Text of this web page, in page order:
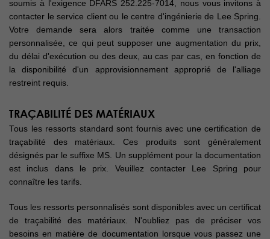
soumis à l'exigence DFARS 252.225-7014, nous vous invitons à
contacter le service client ou le centre d'ingénierie de Lee Spring.
Votre demande sera alors traitée comme une transaction
personnalisée, ce qui peut supposer une augmentation du prix,
du délai d'exécution ou des deux, au cas par cas, en fonction de
la disponibilité d'un approvisionnement approprié de l'alliage
restreint requis.
TRAÇABILITÉ DES MATÉRIAUX
Tous les ressorts standard sont fournis avec une certification de
traçabilité des matériaux. Ces produits sont généralement
désignés par le suffixe MS. Un supplément pour la documentation
est inclus dans le prix. Veuillez contacter Lee Spring pour
connaître les tarifs.
Tous les ressorts personnalisés sont disponibles avec un certificat
de traçabilité des matériaux. N'oubliez pas de préciser vos
besoins en matière de documentation lorsque vous passez une